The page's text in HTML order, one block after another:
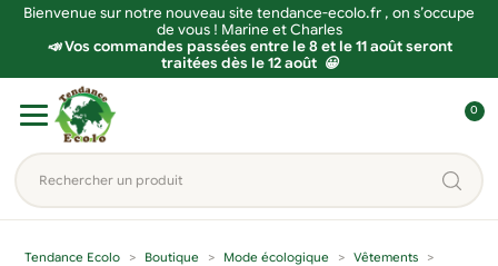
Bienvenue sur notre nouveau site tendance-ecolo.fr , on s’occupe
de vous ! Marine et Charles
📣 Vos commandes passées entre le 8 et le 11 août seront
traitées dès le 12 août 😀
navigation
contenu
Rechercher
un
produit...
o
n
0
Tendance Ecolo Boutique Mode écologique
Vêtements